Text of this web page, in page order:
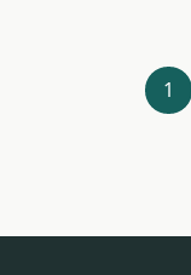
Навигация
1